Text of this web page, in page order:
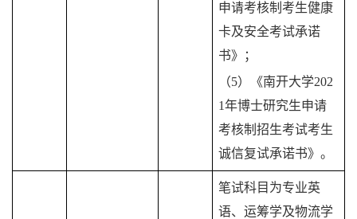
申请考核制考生健康
卡及安全考试承诺
书》；
（5）《南开大学202
1年博士研究生申请
考核制招生考试考生
诚信复试承诺书》。
笔试科目为专业英
语、运筹学及物流学